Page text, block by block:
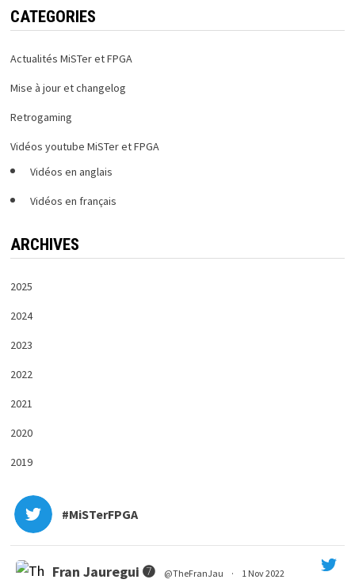
CATEGORIES
Actualités MiSTer et FPGA
Mise à jour et changelog
Retrogaming
Vidéos youtube MiSTer et FPGA
Vidéos en anglais
Vidéos en français
ARCHIVES
2025
2024
2023
2022
2021
2020
2019
#MiSTerFPGA
Fran Jauregui ➐ @TheFranJau · 1 Nov 2022